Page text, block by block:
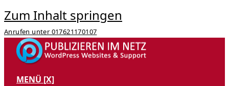
Zum Inhalt springen
Anrufen unter 017621170107
MENÜ [X]